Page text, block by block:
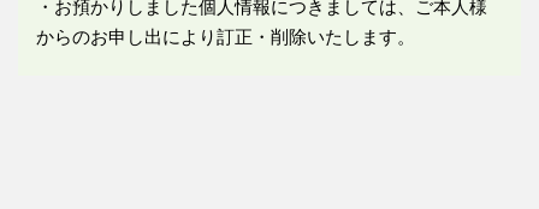
・お預かりしました個人情報につきましては、ご本人様
からのお申し出により訂正・削除いたします。